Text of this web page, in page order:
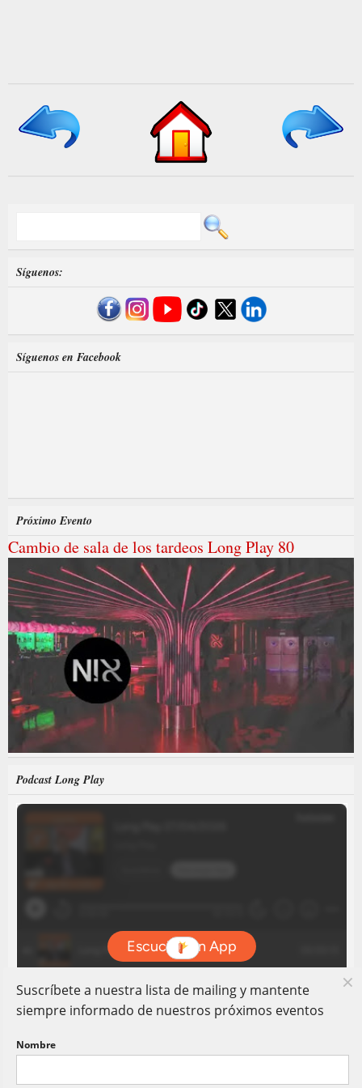
Síguenos:
Síguenos en Facebook
Próximo Evento
Cambio de sala de los tardeos Long Play 80
Podcast Long Play
Suscríbete a nuestra lista de mailing y mantente
siempre informado de nuestros próximos eventos
Nombre